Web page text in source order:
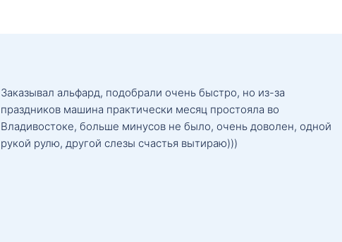
Заказывал альфард, подобрали очень быстро, но из-за
праздников машина практически месяц простояла во
Владивостоке, больше минусов не было, очень доволен, одной
рукой рулю, другой слезы счастья вытираю)))